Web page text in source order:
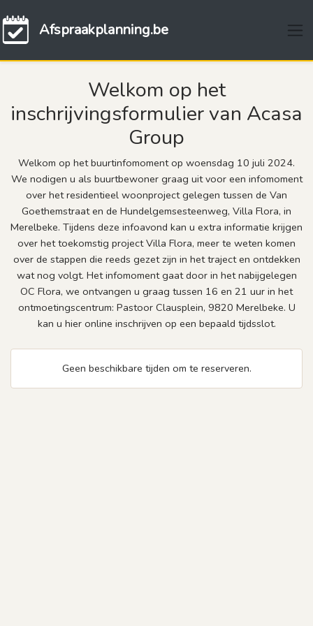
Afspraakplanning.be
Welkom op het
inschrijvingsformulier van Acasa
Group
Welkom op het buurtinfomoment op woensdag 10 juli 2024.
We nodigen u als buurtbewoner graag uit voor een infomoment
over het residentieel woonproject gelegen tussen de Van
Goethemstraat en de Hundelgemsesteenweg, Villa Flora, in
Merelbeke. Tijdens deze infoavond kan u extra informatie krijgen
over het toekomstig project Villa Flora, meer te weten komen
over de stappen die reeds gezet zijn in het traject en ontdekken
wat nog volgt. Het infomoment gaat door in het nabijgelegen
OC Flora, we ontvangen u graag tussen 16 en 21 uur in het
ontmoetingscentrum: Pastoor Clausplein, 9820 Merelbeke. U
kan u hier online inschrijven op een bepaald tijdsslot.
Geen beschikbare tijden om te reserveren.